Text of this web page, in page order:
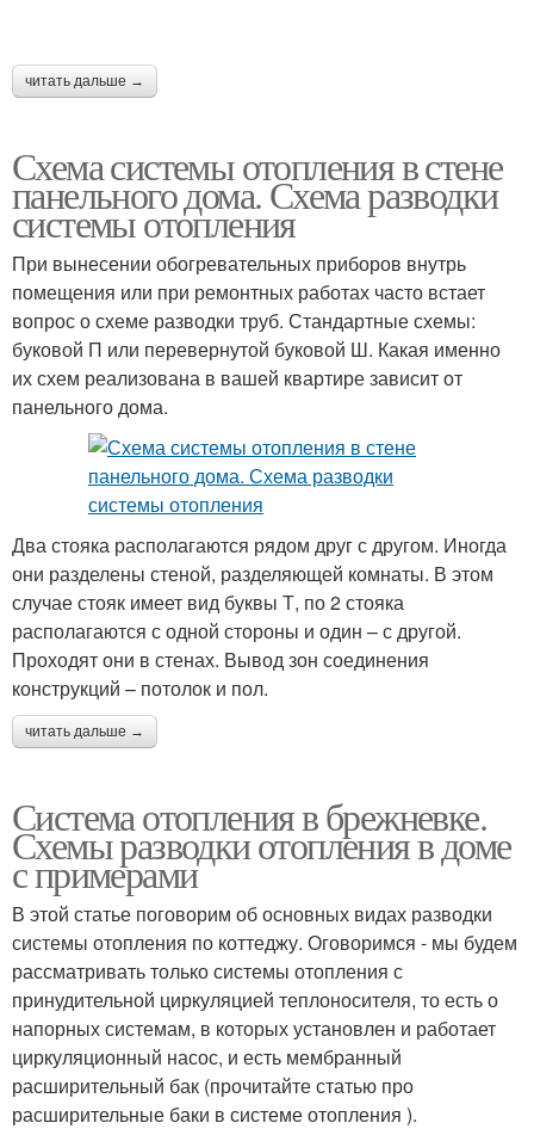
читать дальше →
Схема системы отопления в стене
панельного дома. Схема разводки
системы отопления
При вынесении обогревательных приборов внутрь
помещения или при ремонтных работах часто встает
вопрос о схеме разводки труб. Стандартные схемы:
буковой П или перевернутой буковой Ш. Какая именно
их схем реализована в вашей квартире зависит от
панельного дома.
Два стояка располагаются рядом друг с другом. Иногда
они разделены стеной, разделяющей комнаты. В этом
случае стояк имеет вид буквы Т, по 2 стояка
располагаются с одной стороны и один – с другой.
Проходят они в стенах. Вывод зон соединения
конструкций – потолок и пол.
читать дальше →
Система отопления в брежневке.
Схемы разводки отопления в доме
с примерами
В этой статье поговорим об основных видах разводки
системы отопления по коттеджу. Оговоримся - мы будем
рассматривать только системы отопления с
принудительной циркуляцией теплоносителя, то есть о
напорных системам, в которых установлен и работает
циркуляционный насос, и есть мембранный
расширительный бак (прочитайте статью про
расширительные баки в системе отопления ).